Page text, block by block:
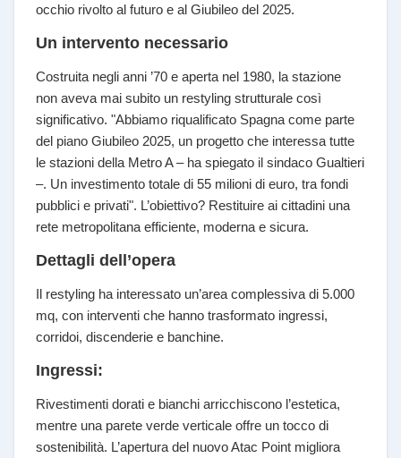
occhio rivolto al futuro e al Giubileo del 2025.
Un intervento necessario
Costruita negli anni ’70 e aperta nel 1980, la stazione
non aveva mai subito un restyling strutturale così
significativo. "Abbiamo riqualificato Spagna come parte
del piano Giubileo 2025, un progetto che interessa tutte
le stazioni della Metro A – ha spiegato il sindaco Gualtieri
–. Un investimento totale di 55 milioni di euro, tra fondi
pubblici e privati". L’obiettivo? Restituire ai cittadini una
rete metropolitana efficiente, moderna e sicura.
Dettagli dell’opera
Il restyling ha interessato un’area complessiva di 5.000
mq, con interventi che hanno trasformato ingressi,
corridoi, discenderie e banchine.
Ingressi:
Rivestimenti dorati e bianchi arricchiscono l’estetica,
mentre una parete verde verticale offre un tocco di
sostenibilità. L’apertura del nuovo Atac Point migliora